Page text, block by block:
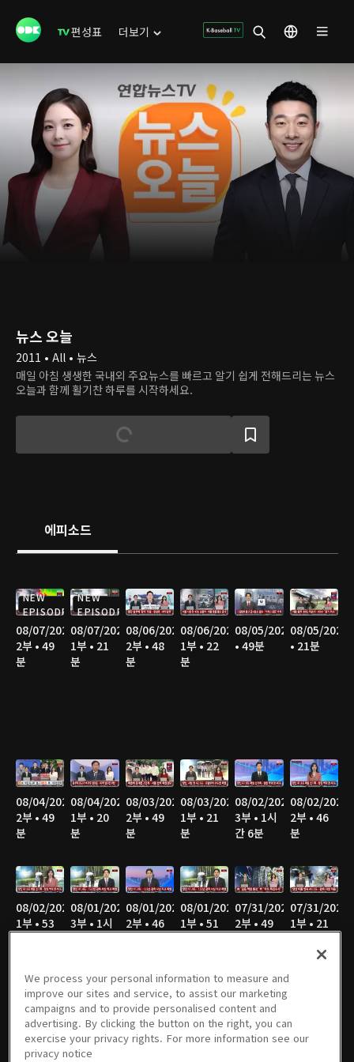
편성표 더보기
뉴스 오늘
2011 • All • 뉴스
매일 아침 생생한 국내외 주요뉴스를 빠르고 알기 쉽게 전해드리는 뉴스
오늘과 함께 활기찬 하루를 시작하세요.
에피소드
NEW
EPISODE
08/07/2026
2부 • 49
분
NEW
EPISODE
08/07/2026
1부 • 21
분
08/06/2026
2부 • 48
분
08/06/2026
1부 • 22
분
08/05/2026
• 49분
08/05/2026
• 21분
08/04/2026
2부 • 49
분
08/04/2026
1부 • 20
분
08/03/2026
2부 • 49
분
08/03/2026
1부 • 21
분
08/02/2026
3부 • 1시
간 6분
08/02/2026
2부 • 46
분
08/02/2026
1부 • 53
08/01/2026
3부 • 1시
08/01/2026
2부 • 46
08/01/2026
1부 • 51
07/31/2026
2부 • 49
07/31/2026
1부 • 21
07/30/2026
2부 • 49
분
07/30/2026
1부 • 21
분
07/29/2026
2부 • 49
분
07/29/2026
1부 • 21
분
07/28/2026
2부 • 50
분
1부 • 21
분
We process your personal information to measure and
improve our sites and service, to assist our marketing
campaigns and to provide personalised content and
advertising. By clicking the button on the right, you can
exercise your privacy rights. For more information see our
privacy notice